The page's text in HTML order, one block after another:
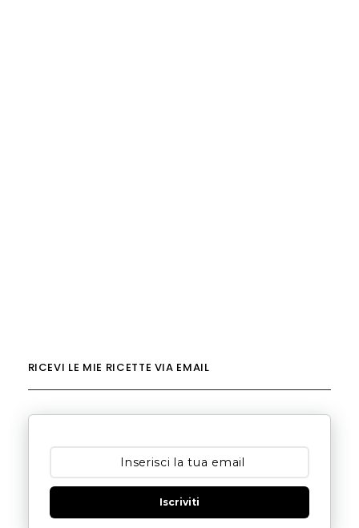
RICEVI LE MIE RICETTE VIA EMAIL
Iscriviti